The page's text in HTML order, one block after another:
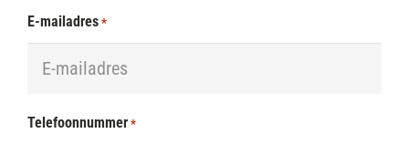
E-mailadres *
Telefoonnummer *